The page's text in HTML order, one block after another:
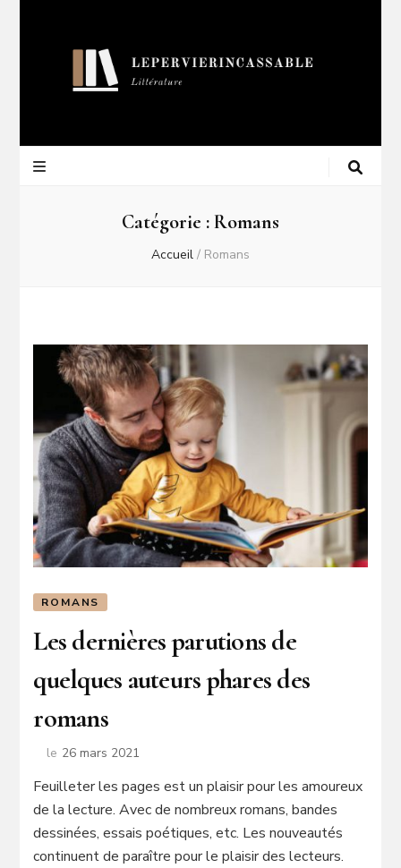
Catégorie :Romans
Accueil / Romans
ROMANS
Les dernières parutions de
quelques auteurs phares des
romans
le 26 mars 2021
Feuilleter les pages est un plaisir pour les amoureux
de la lecture. Avec de nombreux romans, bandes
dessinées, essais poétiques, etc. Les nouveautés
continuent de paraître pour le plaisir des lecteurs.